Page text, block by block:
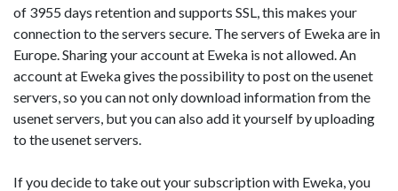
of 3955 days retention and supports SSL, this makes your
connection to the servers secure. The servers of Eweka are in
Europe. Sharing your account at Eweka is not allowed. An
account at Eweka gives the possibility to post on the usenet
servers, so you can not only download information from the
usenet servers, but you can also add it yourself by uploading
to the usenet servers.
If you decide to take out your subscription with Eweka, you